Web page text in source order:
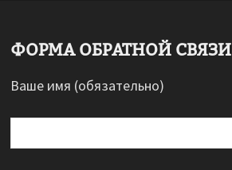
ФОРМА ОБРАТНОЙ СВЯЗИ
Ваше имя (обязательно)